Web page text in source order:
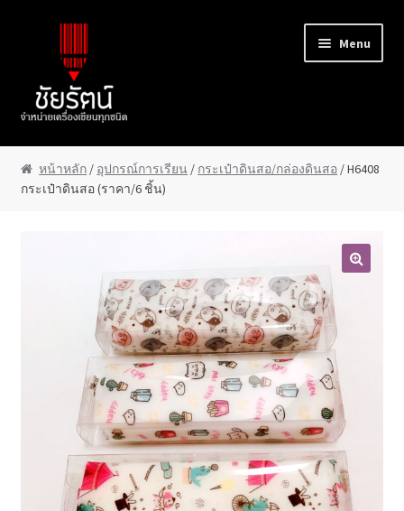
Menu
หน้าแรก
About Us
Checkout
Contact Us
My Account
News
หน้าหลัก / อุปกรณ์การเรียน / กระเป๋าดินสอ/กล่องดินสอ / H6408
กระเป๋าดินสอ (ราคา/6 ชิ้น)